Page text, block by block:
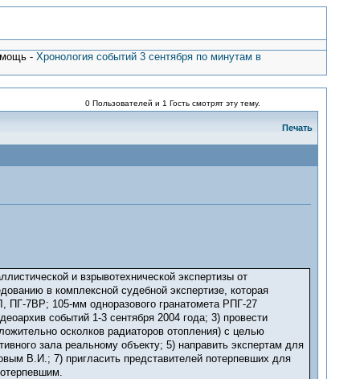
-Хронология событий 3 сентября по минутам в
0 Пользователей и 1 Гость смотрят эту тему.
Печать
и взрывотехнической экспертизы от
в комплексной судебной экспертизе, которая
ПГ-7ВР; 105-мм одноразового гранатомета РПГ-27
событий 1-3 сентября 2004 года; 3) провести
осколков радиаторов отопления) с целью
зала реальному объекту; 5) направить экспертам для
В.И.; 7) пригласить представителей потерпевших для